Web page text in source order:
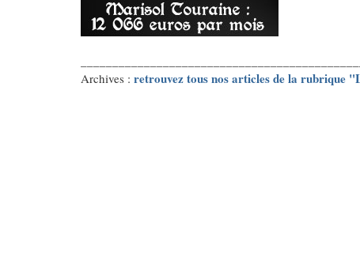
Archives : retrouvez tous nos articles de la rubrique